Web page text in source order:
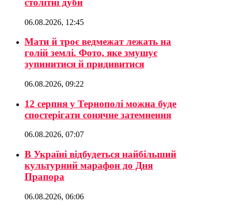
столітні дуби
06.08.2026, 12:45
Мати й троє ведмежат лежать на
голій землі. Фото, яке змушує
зупинитися й придивитися
06.08.2026, 09:22
12 серпня у Тернополі можна буде
спостерігати сонячне затемнення
06.08.2026, 07:07
В Україні відбудеться найбільший
культурний марафон до Дня
Прапора
06.08.2026, 06:06